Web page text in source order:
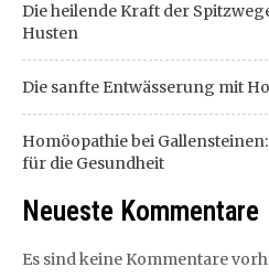
Die heilende Kraft der
Husten
Die sanfte Entwässerung mit
Homöopathie bei
für die Gesundheit
Neueste Kommentare
Es sind keine Kommentare